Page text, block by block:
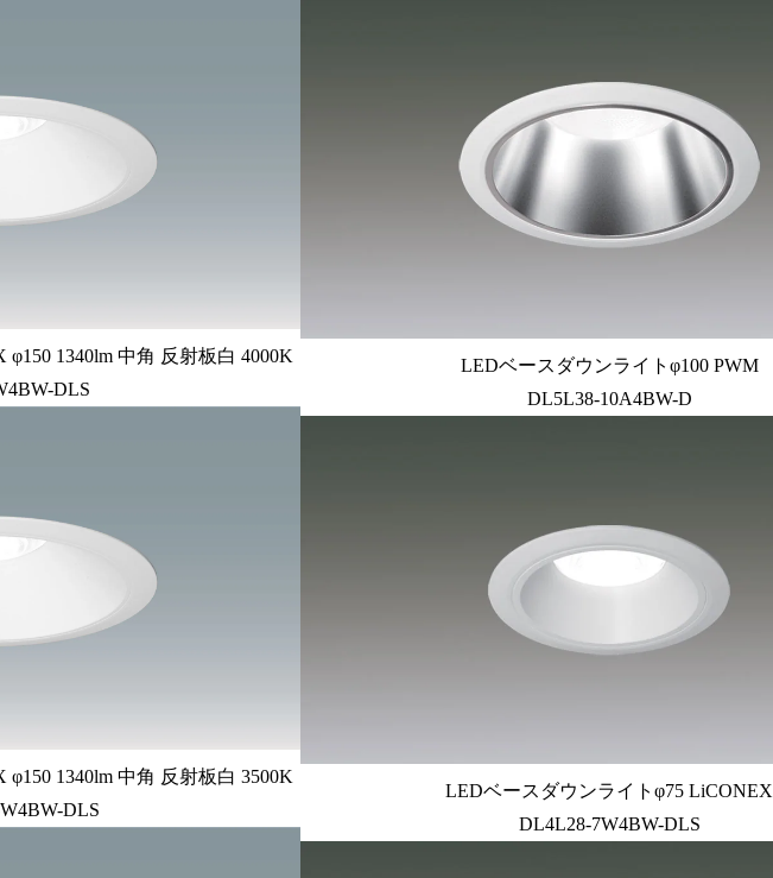
1340lm 中角 反射板白 4000K
DLS
1340lm 中角 反射板白 3500K
DLS
LEDベースダウンライトφ100 PWM
DL5L38-10A4BW-D
LEDベースダウンライトφ75 LiCONEX
DL4L28-7W4BW-DLS